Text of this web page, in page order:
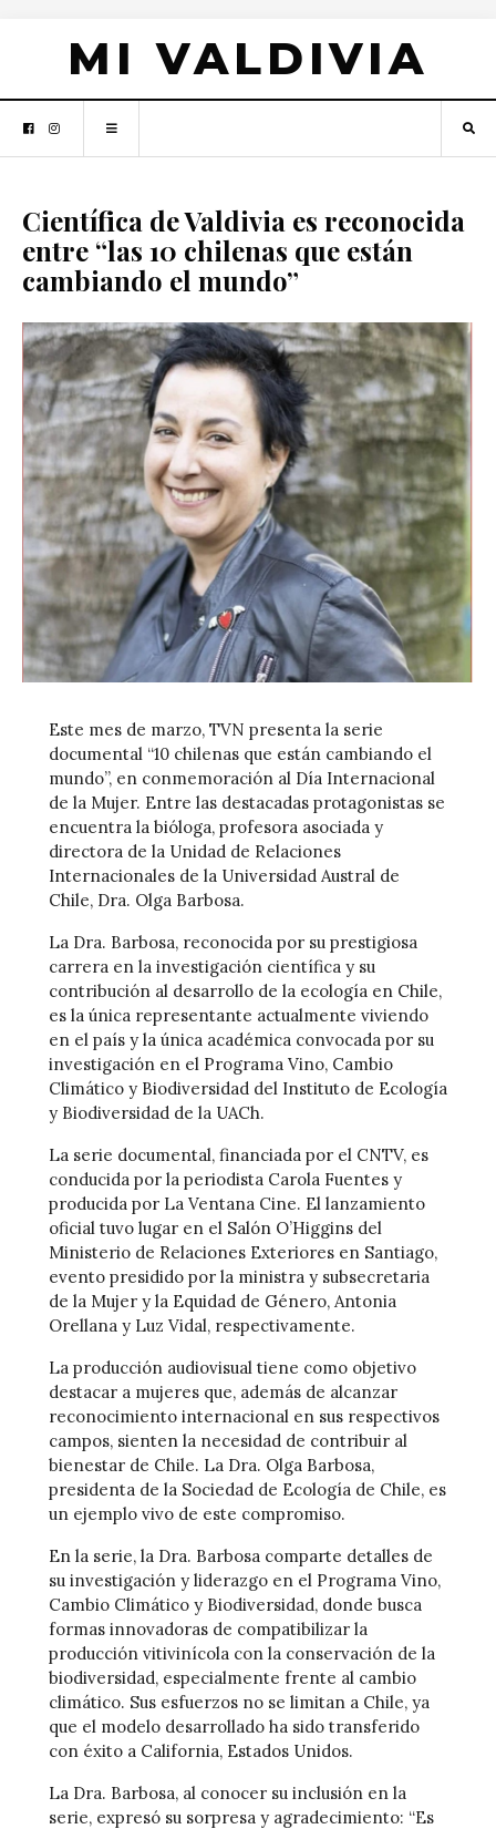
MI VALDIVIA
Científica de Valdivia es reconocida
entre “las 10 chilenas que están
cambiando el mundo”
Este mes de marzo, TVN presenta la serie
documental “10 chilenas que están cambiando el
mundo”, en conmemoración al Día Internacional
de la Mujer. Entre las destacadas protagonistas se
encuentra la bióloga, profesora asociada y
directora de la Unidad de Relaciones
Internacionales de la Universidad Austral de
Chile, Dra. Olga Barbosa.
La Dra. Barbosa, reconocida por su prestigiosa
carrera en la investigación científica y su
contribución al desarrollo de la ecología en Chile,
es la única representante actualmente viviendo
en el país y la única académica convocada por su
investigación en el Programa Vino, Cambio
Climático y Biodiversidad del Instituto de Ecología
y Biodiversidad de la UACh.
La serie documental, financiada por el CNTV, es
conducida por la periodista Carola Fuentes y
producida por La Ventana Cine. El lanzamiento
oficial tuvo lugar en el Salón O’Higgins del
Ministerio de Relaciones Exteriores en Santiago,
evento presidido por la ministra y subsecretaria
de la Mujer y la Equidad de Género, Antonia
Orellana y Luz Vidal, respectivamente.
La producción audiovisual tiene como objetivo
destacar a mujeres que, además de alcanzar
reconocimiento internacional en sus respectivos
campos, sienten la necesidad de contribuir al
bienestar de Chile. La Dra. Olga Barbosa,
presidenta de la Sociedad de Ecología de Chile, es
un ejemplo vivo de este compromiso.
En la serie, la Dra. Barbosa comparte detalles de
su investigación y liderazgo en el Programa Vino,
Cambio Climático y Biodiversidad, donde busca
formas innovadoras de compatibilizar la
producción vitivinícola con la conservación de la
biodiversidad, especialmente frente al cambio
climático. Sus esfuerzos no se limitan a Chile, ya
que el modelo desarrollado ha sido transferido
con éxito a California, Estados Unidos.
La Dra. Barbosa, al conocer su inclusión en la
serie, expresó su sorpresa y agradecimiento: “Es